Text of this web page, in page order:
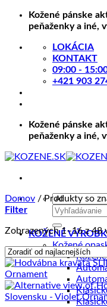
Skip
Kožené pánske
peňaženky a iné,
LOKÁCIA
KONTAKT
09:00 -
+421 903
Kožené pánske
peňaženky a iné,
Hľadať:
KOŽENÉ
Kožené
Domov /Produkty so
Filter
Zobrazených 1–16 z 48